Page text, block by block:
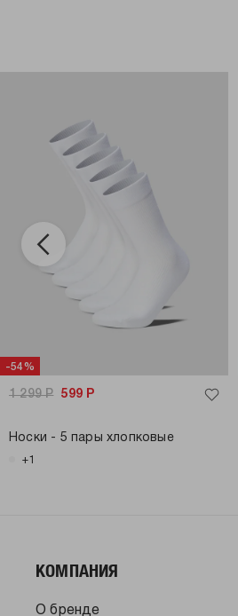
-54%
1 299Р 599 Р
Носки - 5 пары хлопковые
+1
КОМПАНИЯ
О бренде